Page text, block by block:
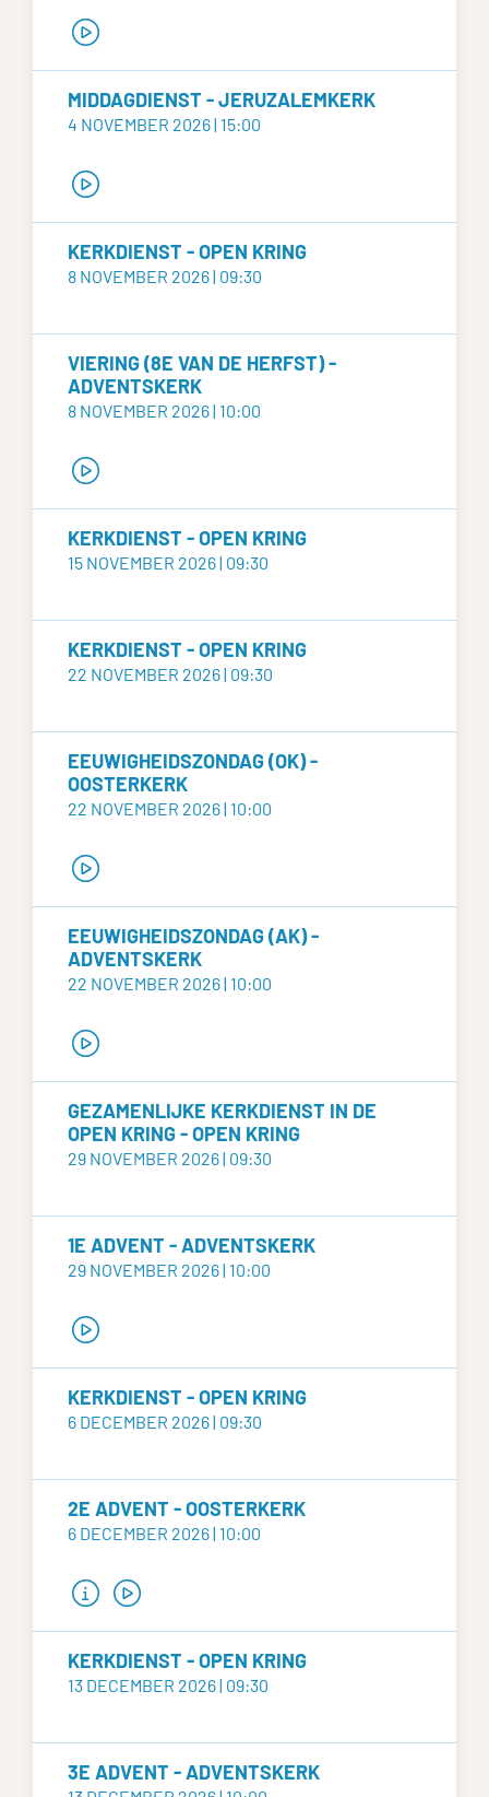
MIDDAGDIENST - JERUZALEMKERK
4 NOVEMBER 2026 | 15:00
KERKDIENST - OPEN KRING
8 NOVEMBER 2026 | 09:30
VIERING (8E VAN DE HERFST) -
ADVENTSKERK
8 NOVEMBER 2026 | 10:00
KERKDIENST - OPEN KRING
15 NOVEMBER 2026 | 09:30
KERKDIENST - OPEN KRING
22 NOVEMBER 2026 | 09:30
EEUWIGHEIDSZONDAG (OK) -
OOSTERKERK
22 NOVEMBER 2026 | 10:00
EEUWIGHEIDSZONDAG (AK) -
ADVENTSKERK
22 NOVEMBER 2026 | 10:00
GEZAMENLIJKE KERKDIENST IN DE
OPEN KRING - OPEN KRING
29 NOVEMBER 2026 | 09:30
1E ADVENT - ADVENTSKERK
29 NOVEMBER 2026 | 10:00
KERKDIENST - OPEN KRING
6 DECEMBER 2026 | 09:30
2E ADVENT - OOSTERKERK
6 DECEMBER 2026 | 10:00
KERKDIENST - OPEN KRING
13 DECEMBER 2026 | 09:30
3E ADVENT - ADVENTSKERK